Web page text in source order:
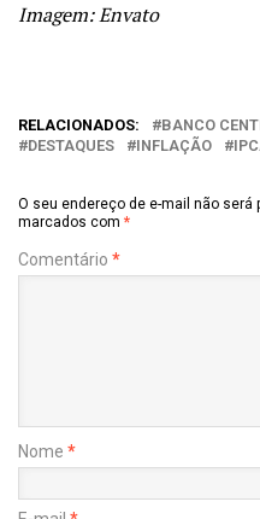
Imagem: Envato
RELACIONADOS: BANCO
DESTAQUES
INFLAÇÃO
O seu endereço de e-mail não será
marcados com *
Comentário *
Nome *